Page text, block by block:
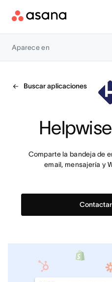
Aparece en
Buscar aplicaciones
Comparte la bandeja de
email, mensajería y